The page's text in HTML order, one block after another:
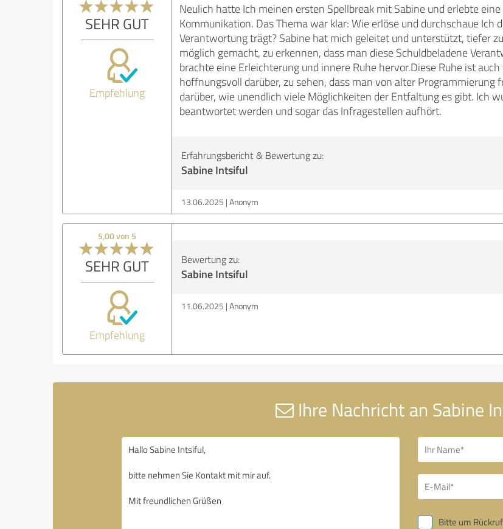
SEHR GUT
Empfehlung
Neulich hatte Ich meinen ersten Spellbreak mit Sabine und erlebte
Kommunikation. Das Thema war klar: Wie erlöse und durchschaue
Verantwortung trägt? Sabine hat mich geleitet und unterstützt, tiefer
möglich gemacht, zu erkennen, dass man diese Schuldbeladene
brachte eine Erleichterung und innere Ruhe hervor.Diese Ruhe ist
hoffnungsvoll darüber, zu sehen, dass man von alter Programmierung
darüber, wie unendlich viele Möglichkeiten der Entfaltung es gibt. Ich
beantwortet werden und sogar das Infragestellen aufhört.
Erfahrungsbericht & Bewertung zu:
Sabine Intsiful
13.06.2025 Anonym
5,00 von 5
SEHR GUT
Empfehlung
Bewertung zu:
Sabine Intsiful
11.06.2025 Anonym
Ihre Nachricht an Sabine
Bitte um Rückruf